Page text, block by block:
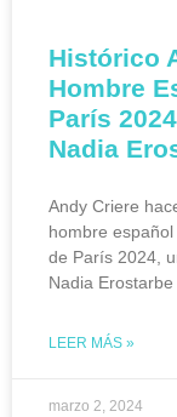
Histórico
Hombre
París
Nadia
Andy Criere
hombre
de París 2024,
Nadia Erostarbe
LEER MÁS »
marzo 2, 2024